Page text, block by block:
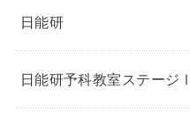
日能研
日能研予科教室ステージⅠ